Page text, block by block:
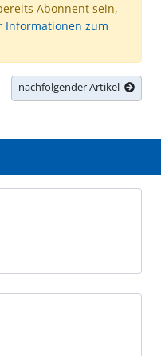
Abonnent sein,
Informationen zum
nachfolgender Artikel